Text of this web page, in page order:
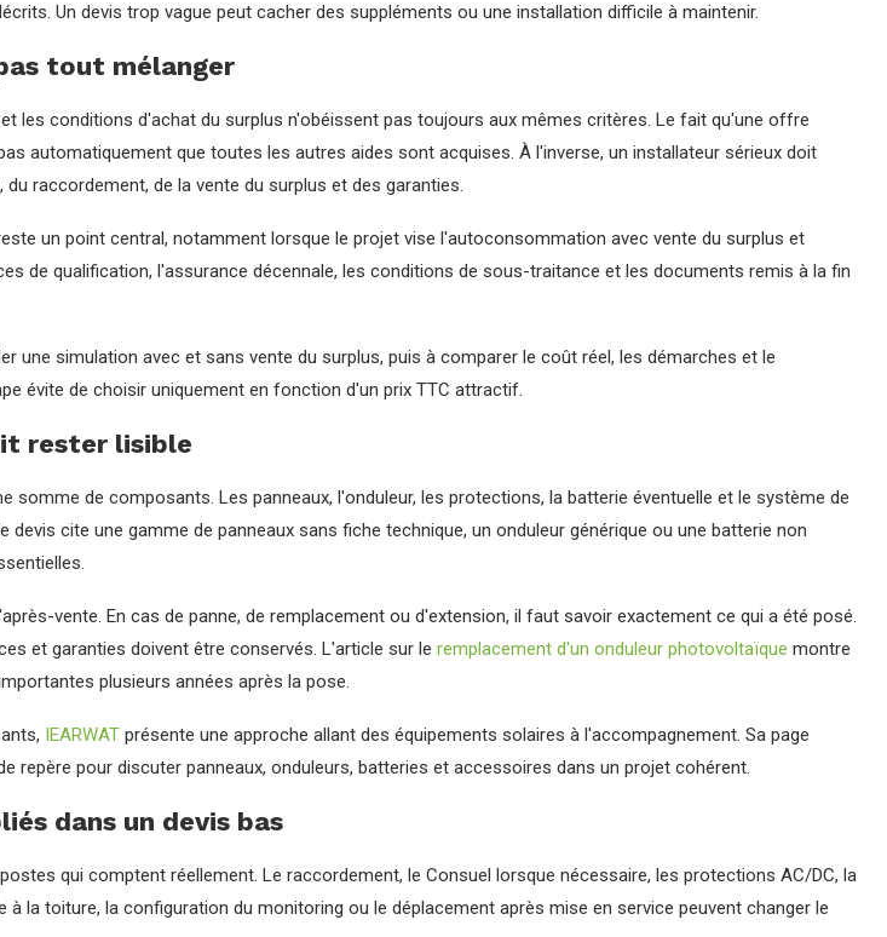
Un devis trop vague peut cacher des suppléments ou une installation difficile à maintenir.
tout mélanger
les conditions d'achat du surplus n'obéissent pas toujours aux mêmes critères. Le fait qu'une offre
automatiquement que toutes les autres aides sont acquises. À l'inverse, un installateur sérieux doit
raccordement, de la vente du surplus et des garanties.
un point central, notamment lorsque le projet vise l'autoconsommation avec vente du surplus et
de qualification, l'assurance décennale, les conditions de sous-traitance et les documents remis à la fin
une simulation avec et sans vente du surplus, puis à comparer le coût réel, les démarches et le
évite de choisir uniquement en fonction d'un prix TTC attractif.
rester lisible
somme de composants. Les panneaux, l'onduleur, les protections, la batterie éventuelle et le système de
devis cite une gamme de panneaux sans fiche technique, un onduleur générique ou une batterie non
vente. En cas de panne, de remplacement ou d'extension, il faut savoir exactement ce qui a été posé.
et garanties doivent être conservés. L'article sur le remplacement d'un onduleur photovoltaïque montre
plusieurs années après la pose.
IEARWAT présente une approche allant des équipements solaires à l'accompagnement. Sa page
repère pour discuter panneaux, onduleurs, batteries et accessoires dans un projet cohérent.
dans un devis bas
qui comptent réellement. Le raccordement, le Consuel lorsque nécessaire, les protections AC/DC, la
à la toiture, la configuration du monitoring ou le déplacement après mise en service peuvent changer le